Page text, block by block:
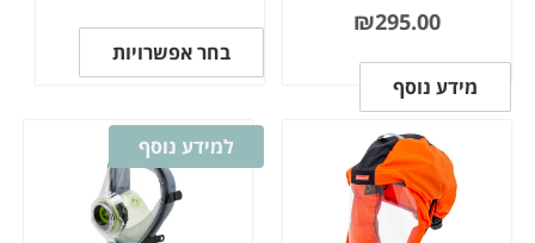
₪295.00
מידע נוסף
בחר אפשרויות
למידע נוסף